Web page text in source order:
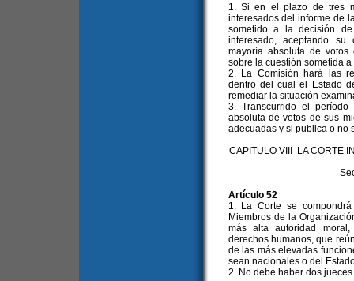
1. Si en el plazo de tres
interesados del informe de
sometido a la decisión
interesado, aceptando
mayoría absoluta de
sobre la cuestión sometida
2. La Comisión hará las
dentro del cual el Estado
remediar la situación
3. Transcurrido el
absoluta de votos de sus
adecuadas y si publica o no
CAPITULO VIII LA CORTE
Artículo 52
1. La Corte se
Miembros de la
más alta autoridad
derechos humanos, que
de las más elevadas
sean nacionales o del
2. No debe haber dos